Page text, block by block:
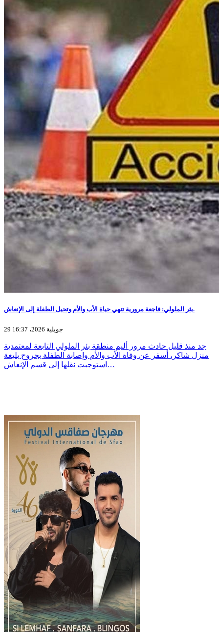
بئر الملولي: فاجعة مرورية تنهي حياة الأب والأم وتحيل الطفلة إلى الإنعاش.
29 جويلية 2026، 16:37
جد منذ قليل حادث مرور أليم منطقة بئر الملولي التابعة لمعتمدية
منزل شاكر، أسفر عن وفاة الأب والأم وإصابة الطفلة بجروح بليغة
استوجبت نقلها إلى قسم الإنعاش…